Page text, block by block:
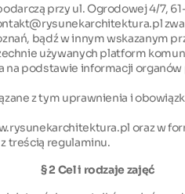
przy ul. Ogrodowej 4/7,
bądź w innym wskazanym
używanych platform
podstawie informacji
z tym uprawnienia i
oraz w
treścią regulaminu.
§ 2 Cel i rodzaje zajęć